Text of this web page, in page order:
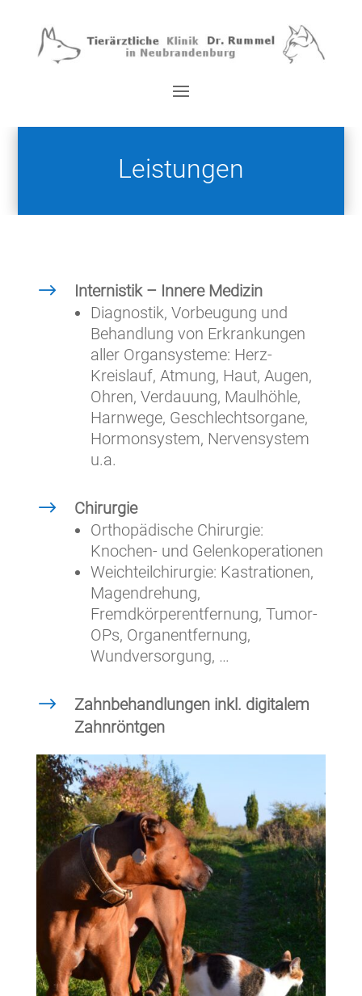
Leistungen
$
Internistik – Innere Medizin
Diagnostik, Vorbeugung und
Behandlung von Erkrankungen
aller Organsysteme: Herz-
Kreislauf, Atmung, Haut, Augen,
Ohren, Verdauung, Maulhöhle,
Harnwege, Geschlechtsorgane,
Hormonsystem, Nervensystem
u.a.
$
Chirurgie
Orthopädische Chirurgie:
Knochen- und Gelenkoperationen
Weichteilchirurgie: Kastrationen,
Magendrehung,
Fremdkörperentfernung, Tumor-
OPs, Organentfernung,
Wundversorgung, …
$
Zahnbehandlungen inkl. digitalem
Zahnröntgen